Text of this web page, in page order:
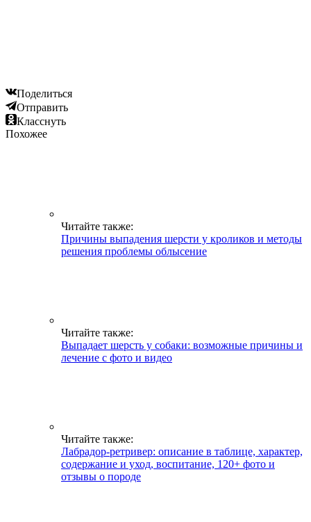
Поделиться
Отправить
Класснуть
Похожее
Читайте также:
Причины выпадения шерсти у кроликов и методы
решения проблемы облысение
Читайте также:
Выпадает шерсть у собаки: возможные причины и
лечение с фото и видео
Читайте также:
Лабрадор-ретривер: описание в таблице, характер,
содержание и уход, воспитание, 120+ фото и
отзывы о породе